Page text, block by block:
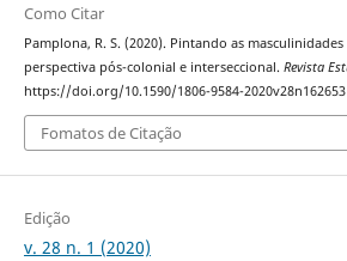
Como Citar
Pamplona, R. S. (2020). Pintando as
perspectiva pós-colonial e interseccional. Revista
https://doi.org/10.1590/1806-9584-2020v28n162653
Fomatos de Citação
Edição
v. 28 n. 1 (2020)